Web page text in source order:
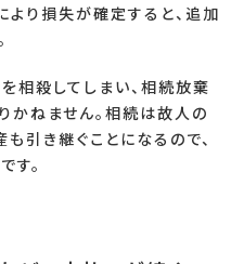
より損失が確定すると、追加
相殺してしまい、相続放棄
かねません。相続は故人の
引き継ぐことになるので、
す。